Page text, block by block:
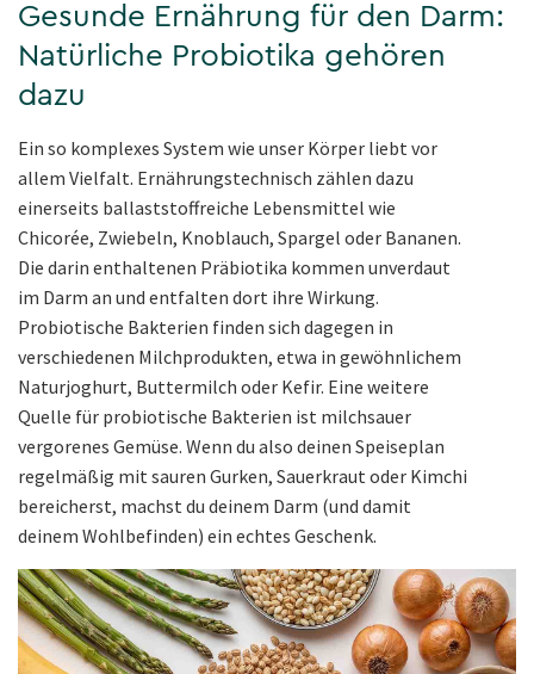
Gesunde Ernährung für den Darm:
Natürliche Probiotika gehören
dazu
Ein so komplexes System wie unser Körper liebt vor
allem Vielfalt. Ernährungstechnisch zählen dazu
einerseits ballaststoffreiche Lebensmittel wie
Chicorée, Zwiebeln, Knoblauch, Spargel oder Bananen.
Die darin enthaltenen Präbiotika kommen unverdaut
im Darm an und entfalten dort ihre Wirkung.
Probiotische Bakterien finden sich dagegen in
verschiedenen Milchprodukten, etwa in gewöhnlichem
Naturjoghurt, Buttermilch oder Kefir. Eine weitere
Quelle für probiotische Bakterien ist milchsauer
vergorenes Gemüse. Wenn du also deinen Speiseplan
regelmäßig mit sauren Gurken, Sauerkraut oder Kimchi
bereicherst, machst du deinem Darm (und damit
deinem Wohlbefinden) ein echtes Geschenk.